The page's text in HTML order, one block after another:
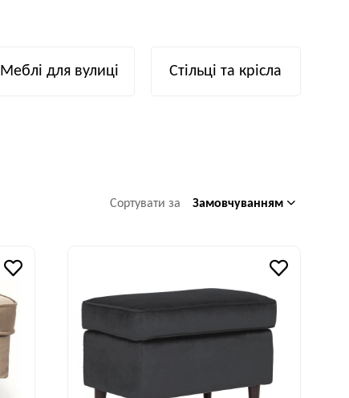
Меблі для вулиці Стільці та крісла
Сортувати за Замовчуванням